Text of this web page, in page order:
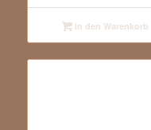
In den Warenkorb